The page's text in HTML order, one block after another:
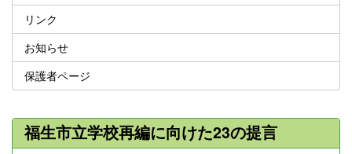
リンク
お知らせ
保護者ページ
福生市立学校再編に向けた23の提言